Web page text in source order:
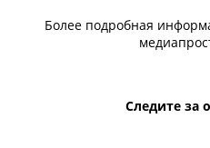
Более подробная
Следите за